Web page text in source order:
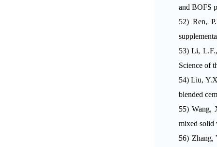
and BOFS
52)Ren,
53)Li,
Science of
54)Liu,
blended
55) Wang,
mixed solid
56) Zhang,